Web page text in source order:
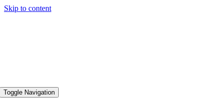
Skip to content
Toggle Navigation